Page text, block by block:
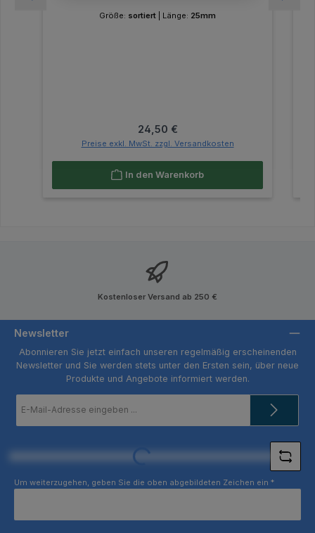
Größe: sortiert Länge: 25mm
Regulärer Preis:
24,50 €
Preise exkl. MwSt. zzgl. Versandkosten
In den Warenkorb
Kostenloser Versand ab 250 €
Newsletter
Abonnieren Sie jetzt einfach unseren regelmäßig erscheinenden
Newsletter und Sie werden stets unter den Ersten sein, über neue
Produkte und Angebote informiert werden.
Mail-
Loading...
Um weiterzugehen, geben Sie die oben abgebildeten Zeichen ein *